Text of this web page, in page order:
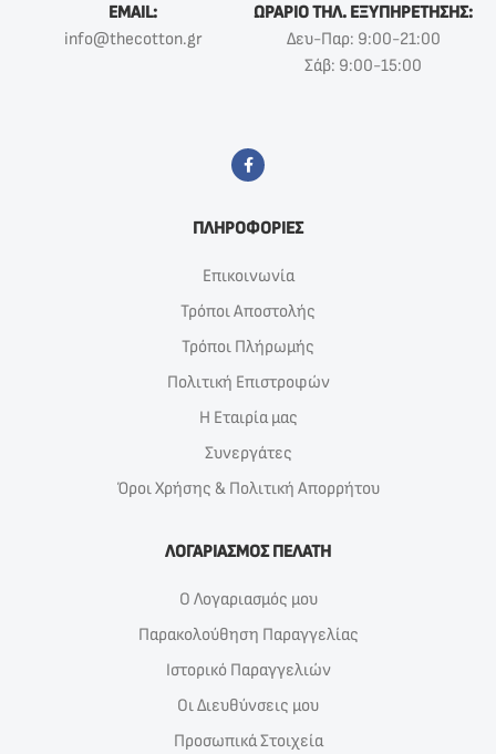
EMAIL:
info@thecotton.gr
ΩΡΑΡΙΟ ΤΗΛ. ΕΞΥΠΗΡΕΤΗΣΗΣ:
Δευ-Παρ: 9:00-21:00
Σάβ: 9:00-15:00
ΠΛΗΡΟΦΟΡΙΕΣ
Επικοινωνία
Τρόποι Αποστολής
Τρόποι Πλήρωμής
Πολιτική Επιστροφών
Η Εταιρία μας
Συνεργάτες
Όροι Χρήσης & Πολιτική Απορρήτου
ΛΟΓΑΡΙΑΣΜΟΣ ΠΕΛΑΤΗ
Ο Λογαριασμός μου
Παρακολούθηση Παραγγελίας
Ιστορικό Παραγγελιών
Οι Διευθύνσεις μου
Προσωπικά Στοιχεία